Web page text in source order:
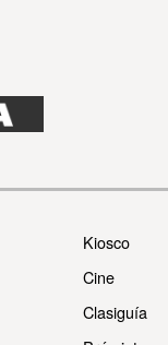
Kiosco
Cine
Clasiguía